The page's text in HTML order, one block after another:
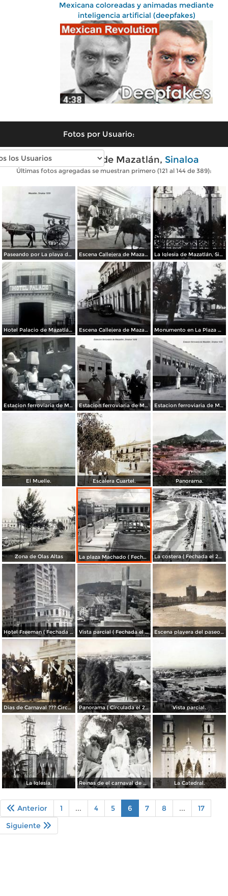
Mexicana coloreadas y animadas mediante
inteligencia artificial (deepfakes)
Fotos por Usuario:
Fotos antiguas de Mazatlán, Sinaloa
Últimas fotos agregadas se muestran primero (121 al 144 de 389):
Paseando por La playa de Mazatlán, Sinaloa 1939 Escena Callejera de Mazatlán, Sinaloa 1939 La Iglesia de Mazatlán, Sinaloa 1939
Hotel Palacio de Mazatlán, Sinaloa 1939 Escena Callejera de Mazatlán, Sinaloa 1939 Monumento en La Plaza de Mazatlán, Sinaloa 1939
Estacion ferroviaria de Mazatlán, Sinaloa 1939 Estacion ferroviaria de Mazatlán, Sinaloa 1939 Estacion ferroviaria de Mazatlán, Sinaloa 1939
El Muelle. Escalera Cuartel. Panorama.
Zona de Olas Altas La plaza Machado ( Fechada el 26 de Novirmbre de 1953 ). La costera ( Fechada el 26 de Novirmbre de 1953 ).
Hotel Freeman ( Fechada el 26 de Novirmbre de 1953 ). Vista parcial ( Fechada el 26 de Novirmbre de 1953 ). Escena playera del paseo olas altas ( Fechada el 26 de Novirmbre de 1953 ).
Dias de Carnaval ??? Circulada el 24 de Diciembre de 1909. Panorama ( Circulada el 24 de Febrero de 1934 ). Vista parcial.
La Iglesia. Reinas de el carnaval de Mazatlan Sinaloa. La Catedral.
Anterior 1 ... 4 5 6 7 8 ...
17
Siguiente